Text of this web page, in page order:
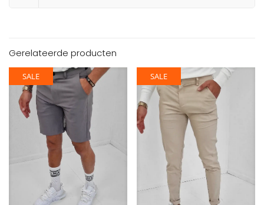
Gerelateerde producten
SALE SALE